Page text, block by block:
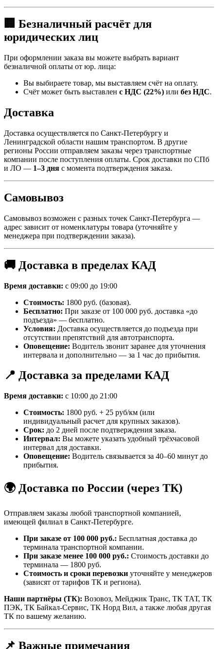
🏢 Безналичный расчёт для
юридических лиц
При оформлении заказа вы можете выбрать вариант
безналичной оплаты от юр. лица:
Вы выбираете товар, мы выставляем счёт на оплату.
Счёт может быть выставлен с НДС (22%) или без НДС.
Доставка
Доставка осуществляется по Санкт-Петербургу и
Ленинградской области нашим транспортом. В другие
регионы России отправляем заказы через транспортные
компании после поступления оплаты. Срок доставки по СПб
и ЛО — 1–3 дня с момента подтверждения заказа.
Самовывоз
Самовывоз возможен с разных точек Санкт-Петербурга —
адрес зависит от номенклатуры товара (уточняйте у
менеджера при подтверждении заказа).
🚚 Доставка в пределах КАД
Время доставки: с 09:00 до 19:00
Стоимость: 1800 руб. (базовая).
Бесплатно: При заказе от 100 000 руб. доставка «до
подъезда» — бесплатно.
Условия: Доставка осуществляется до подъезда при
отсутствии препятствий для автотранспорта.
Оповещение: Водитель звонит заранее для уточнения
интервала и дополнительно — за 1 час до прибытия.
📍 Доставка за пределами КАД
Время доставки: с 10:00 до 21:00
Стоимость: 1800 руб. + 25 руб/км (или
индивидуальный расчет для крупных заказов).
Срок: до 2 дней после подтверждения заказа.
Интервал: Вы можете указать удобный трёхчасовой
интервал для доставки.
Оповещение: Водитель связывается за 40–60 минут до
прибытия.
🌍 Доставка по России (через ТК)
Отправляем заказы любой транспортной компанией,
имеющей филиал в Санкт-Петербурге.
При заказе от 100 000 руб.: Бесплатная доставка до
терминала транспортной компании.
При заказе менее 100 000 руб.: Стоимость доставки до
терминала — 1800 руб.
Стоимость и сроки перевозки уточняйте у менеджеров
(зависят от тарифов ТК и региона).
Наши партнёры (ТК): Возовоз, Мейджик Транс, ТК ТАТ, ТК
ПЭК, ТК Байкал-Сервис, ТК Норд Вил, а также любая другая
ТК по вашему желанию.
📌 Важные примечания